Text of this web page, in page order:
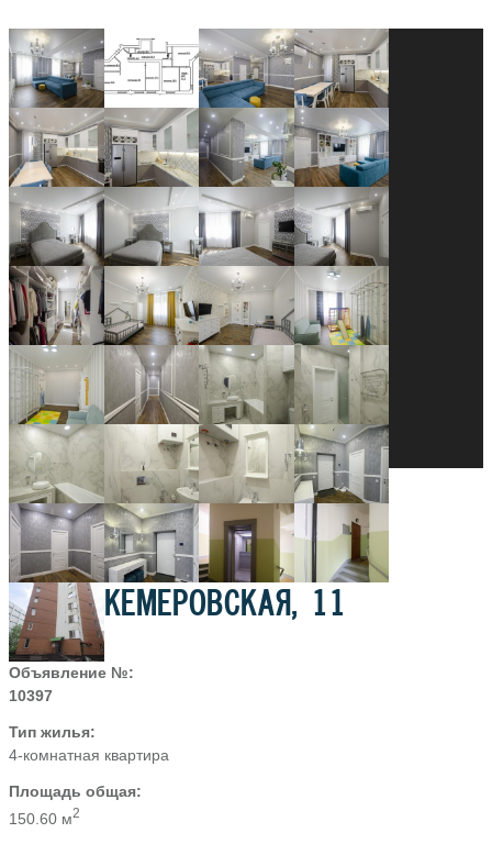
КЕМЕРОВСКАЯ, 11
Объявление №:
10397
Тип жилья:
4-комнатная квартира
Площадь общая:
150.60 м2